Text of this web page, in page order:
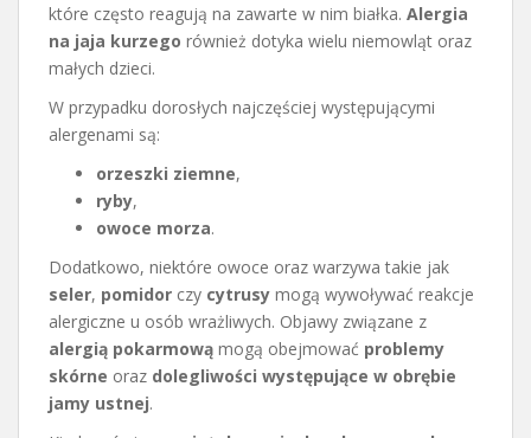
które często reagują na zawarte w nim białka. Alergia
na jaja kurzego również dotyka wielu niemowląt oraz
małych dzieci.
W przypadku dorosłych najczęściej występującymi
alergenami są:
orzeszki ziemne,
ryby,
owoce morza.
Dodatkowo, niektóre owoce oraz warzywa takie jak
seler, pomidor czy cytrusy mogą wywoływać reakcje
alergiczne u osób wrażliwych. Objawy związane z
alergią pokarmową mogą obejmować problemy
skórne oraz dolegliwości występujące w obrębie
jamy ustnej.